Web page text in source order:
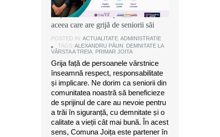
Alexandru Păun, primarul comunei
Joița: O comunitate puternică este
aceea care are grijă de seniorii săi
POSTED IN: ACTUALITATE ADMINISTRATIE
TAGS: ALEXANDRU PĂUN
DEMNITATE LA
VÂRSTA A TREIA PRIMAR JOITA
Grija față de persoanele vârstnice
înseamnă respect, responsabilitate
și implicare. Ne dorim ca seniorii din
comunitatea noastră să beneficieze
de sprijinul de care au nevoie pentru
a trăi în siguranță, cu demnitate și o
calitate a vieții cât mai bună. În acest
sens, Comuna Joița este partener în